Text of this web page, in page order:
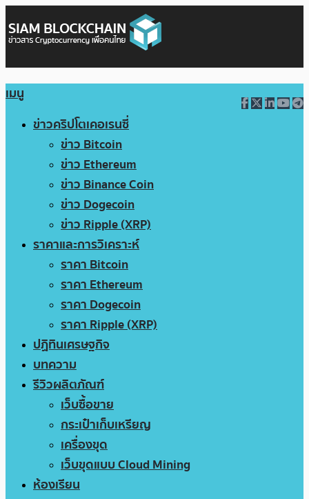
เมนู
ข่าวคริปโตเคอเรนซี่
ข่าว Bitcoin
ข่าว Ethereum
ข่าว Binance Coin
ข่าว Dogecoin
ข่าว Ripple (XRP)
ราคาและการวิเคราะห์
ราคา Bitcoin
ราคา Ethereum
ราคา Dogecoin
ราคา Ripple (XRP)
ปฏิทินเศรษฐกิจ
บทความ
รีวิวผลิตภัณฑ์
เว็บซื้อขาย
กระเป๋าเก็บเหรียญ
เครื่องขุด
เว็บขุดแบบ Cloud Mining
ห้องเรียน